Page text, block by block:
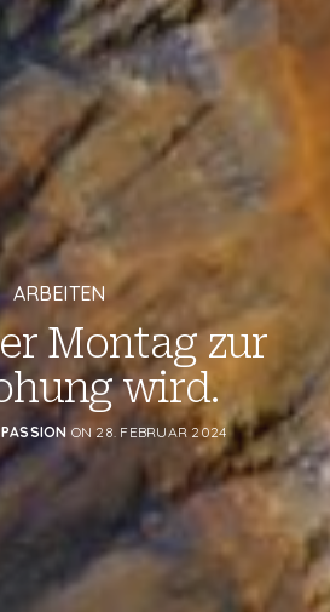
ARBEITEN
Montag zur
wird.
ON 28. FEBRUAR 2024